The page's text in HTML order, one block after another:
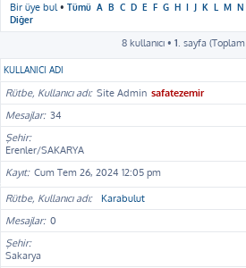
Bir üye bul• Tümü A B C D E F G H I J K L M N
Diğer
8 kullanıcı • 1. sayfa (Toplam
KULLANICI ADI
Rütbe, Kullanıcı adı Site Admin safatezemir
Mesajlar 34
Şehir
Erenler/SAKARYA
Kayıt Cum Tem 26, 2024 12:05 pm
Rütbe, Kullanıcı adı
Karabulut
Mesajlar 0
Şehir
Sakarya